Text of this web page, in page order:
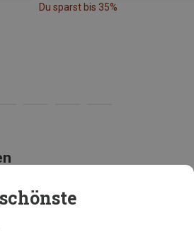
Du sparst bis 35%